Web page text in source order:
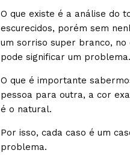
O que existe é a análise do
escurecidos, porém sem
um sorriso super branco,
pode significar um problema.
O que é importante
pessoa para outra, a cor
é o natural.
Por isso, cada caso é um
problema.